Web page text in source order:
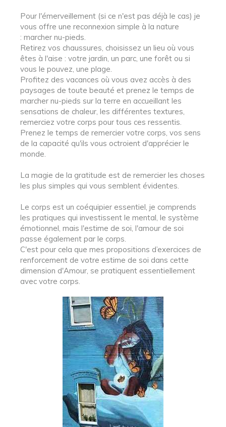
Pour l'émerveillement (si ce n'est pas déjà le cas) je
vous offre une reconnexion simple à la nature
: marcher nu-pieds.
Retirez vos chaussures, choisissez un lieu où vous
êtes à l'aise : votre jardin, un parc, une forêt ou si
vous le pouvez, une plage.
Profitez des vacances où vous avez accès à des
paysages de toute beauté et prenez le temps de
marcher nu-pieds sur la terre en accueillant les
sensations de chaleur, les différentes textures,
remerciez votre corps pour tous ces ressentis.
Prenez le temps de remercier votre corps, vos sens
de la capacité qu'ils vous octroient d'apprécier le
monde.
La magie de la gratitude est de remercier les choses
les plus simples qui vous semblent évidentes.
Le corps est un coéquipier essentiel, je comprends
les pratiques qui investissent le mental, le système
émotionnel, mais l'estime de soi, l'amour de soi
passe également par le corps.
C'est pour cela que mes propositions d’exercices de
renforcement de votre estime de soi dans cette
dimension d'Amour, se pratiquent essentiellement
avec votre corps.